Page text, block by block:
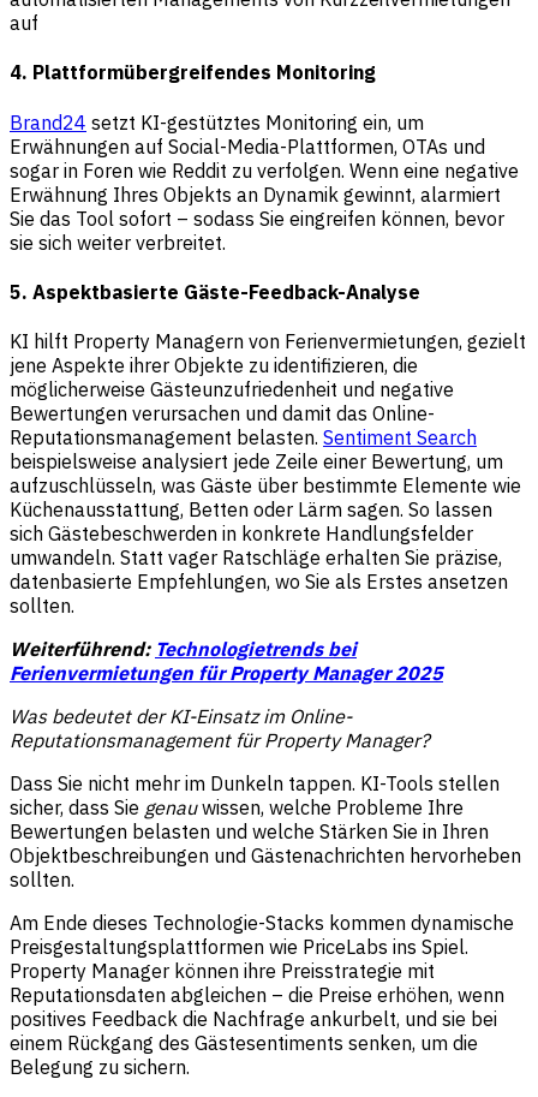
auf
4. Plattformübergreifendes Monitoring
Brand24 setzt KI-gestütztes Monitoring ein, um
Erwähnungen auf Social-Media-Plattformen, OTAs und
sogar in Foren wie Reddit zu verfolgen. Wenn eine negative
Erwähnung Ihres Objekts an Dynamik gewinnt, alarmiert
Sie das Tool sofort – sodass Sie eingreifen können, bevor
sie sich weiter verbreitet.
5. Aspektbasierte Gäste-Feedback-Analyse
KI hilft Property Managern von Ferienvermietungen, gezielt
jene Aspekte ihrer Objekte zu identifizieren, die
möglicherweise Gästeunzufriedenheit und negative
Bewertungen verursachen und damit das Online-
Reputationsmanagement belasten. Sentiment Search
beispielsweise analysiert jede Zeile einer Bewertung, um
aufzuschlüsseln, was Gäste über bestimmte Elemente wie
Küchenausstattung, Betten oder Lärm sagen. So lassen
sich Gästebeschwerden in konkrete Handlungsfelder
umwandeln. Statt vager Ratschläge erhalten Sie präzise,
datenbasierte Empfehlungen, wo Sie als Erstes ansetzen
sollten.
Weiterführend: Technologietrends bei
Ferienvermietungen für Property Manager 2025
Was bedeutet der KI-Einsatz im Online-
Reputationsmanagement für Property Manager?
Dass Sie nicht mehr im Dunkeln tappen. KI-Tools stellen
sicher, dass Sie genauwissen, welche Probleme Ihre
Bewertungen belasten und welche Stärken Sie in Ihren
Objektbeschreibungen und Gästenachrichten hervorheben
sollten.
Am Ende dieses Technologie-Stacks kommen dynamische
Preisgestaltungsplattformen wie PriceLabs ins Spiel.
Property Manager können ihre Preisstrategie mit
Reputationsdaten abgleichen – die Preise erhöhen, wenn
positives Feedback die Nachfrage ankurbelt, und sie bei
einem Rückgang des Gästesentiments senken, um die
Belegung zu sichern.